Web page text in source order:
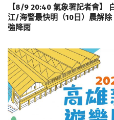
【8/9 20:40 氣象署記者會】
江/海警最快明（10日）晨解
強降雨